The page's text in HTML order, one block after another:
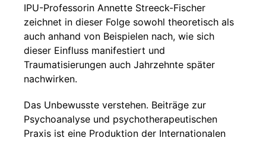
IPU-Professorin Annette Streeck-Fischer
zeichnet in dieser Folge sowohl theoretisch als
auch anhand von Beispielen nach, wie sich
dieser Einfluss manifestiert und
Traumatisierungen auch Jahrzehnte später
nachwirken.
Das Unbewusste verstehen. Beiträge zur
Psychoanalyse und psychotherapeutischen
Praxis ist eine Produktion der Internationalen